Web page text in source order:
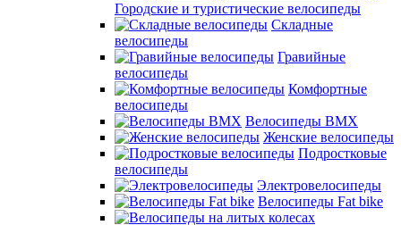
Городские и туристические велосипеды
Складные
велосипеды
Гравийные
велосипеды
Комфортные
велосипеды
Велосипеды BMX
Женские велосипеды
Подростковые
велосипеды
Электровелосипеды
Велосипеды Fat bike